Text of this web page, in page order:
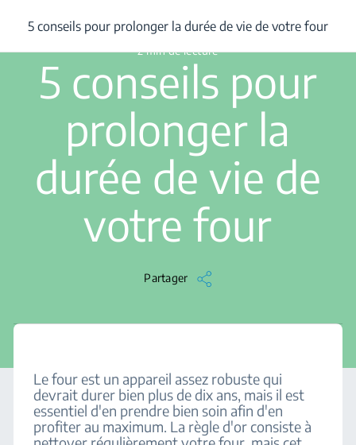
/ 5 conseils pour prolonger la durée de vie de votre four
2 min de lecture
5 conseils pour
prolonger la
durée de vie de
votre four
Partager
5 conseils pour prolonger la durée de vie de votre four
Le four est un appareil assez robuste qui
devrait durer bien plus de dix ans, mais il est
essentiel d'en prendre bien soin afin d'en
profiter au maximum. La règle d'or consiste à